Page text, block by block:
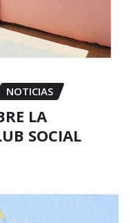
NOTICIAS
LA
SOCIAL